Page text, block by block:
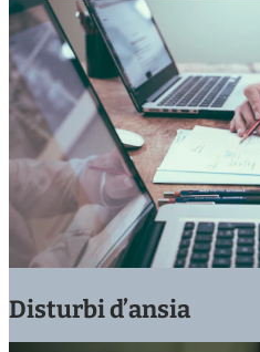
Disturbi d’ansia